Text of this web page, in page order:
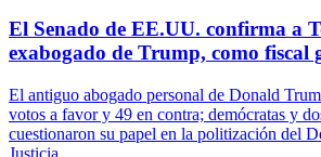
El Senado de EE.UU. confirma a
exabogado de Trump, como fiscal
El antiguo abogado personal de Donald
votos a favor y 49 en contra; demócratas y
cuestionaron su papel en la politización del
Justicia.